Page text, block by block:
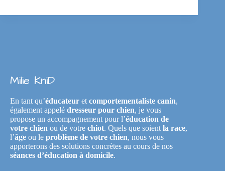
Milie KniD
En tant qu’éducateur et comportementaliste canin,
également appelé dresseur pour chien, je vous
propose un accompagnement pour l’éducation de
votre chien ou de votre chiot. Quels que soient la race,
l’âge ou le problème de votre chien, nous vous
apporterons des solutions concrètes au cours de nos
séances d’éducation à domicile.